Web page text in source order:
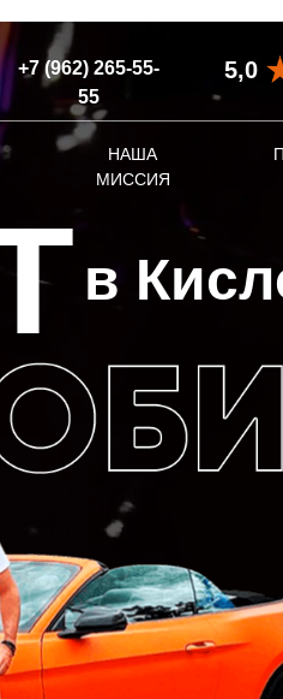
в
НАША
МИССИЯ
5,0
+7 (962) 265-55-
55‬